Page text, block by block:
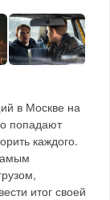
в Москве на
попадают
каждого.
итог своей